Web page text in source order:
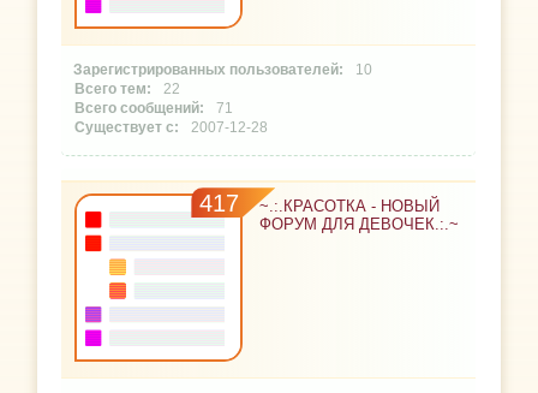
10
22
71
2007-12-28
417
~.:.КРАСОТКА - НОВЫЙ
ФОРУМ ДЛЯ ДЕВОЧЕК.:.~